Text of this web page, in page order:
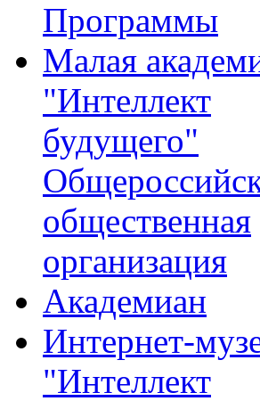
Программы
Малая
"Интеллект
будущего"
общественная
организация
Академиан
Интернет-
"Интеллект